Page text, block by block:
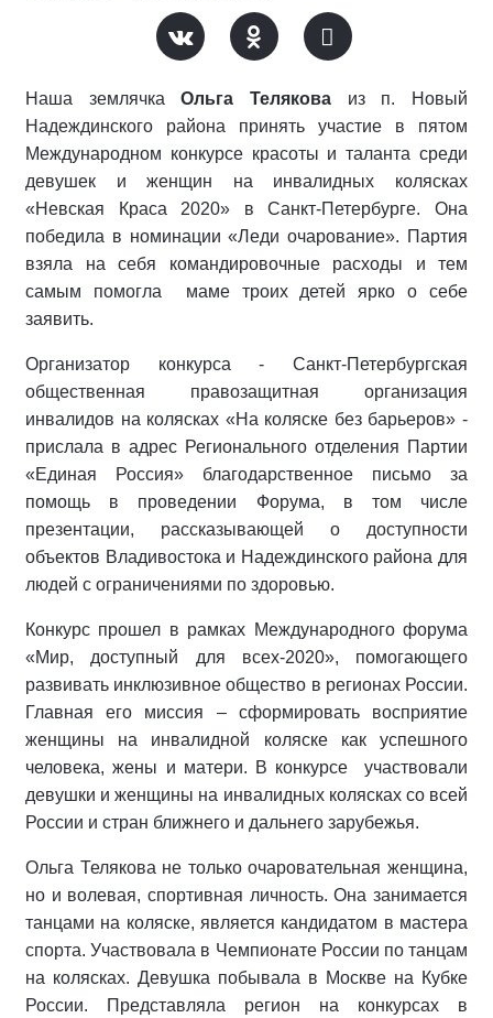
Наша землячкаОльга Телякова из п. Новый
Надеждинского района принять участие в пятом
Международном конкурсе красоты и таланта среди
девушек и женщин на инвалидных колясках
«Невская Краса 2020» в Санкт-Петербурге. Она
победила в номинации «Леди очарование». Партия
взяла на себя командировочные расходы и тем
самым помогла маме троих детей ярко о себе
заявить.
Организатор конкурса - Санкт-Петербургская
общественная правозащитная организация
инвалидов на колясках «На коляске без барьеров» -
прислала в адрес Регионального отделения Партии
«Единая Россия» благодарственное письмо за
помощь в проведении Форума, в том числе
презентации, рассказывающей о доступности
объектов Владивостока и Надеждинского района для
людей с ограничениями по здоровью.
Конкурс прошел в рамках Международного форума
«Мир, доступный для всех-2020», помогающего
развивать инклюзивное общество в регионах России.
Главная его миссия – сформировать восприятие
женщины на инвалидной коляске как успешного
человека, жены и матери. В конкурсе участвовали
девушки и женщины на инвалидных колясках со всей
России и стран ближнего и дальнего зарубежья.
Ольга Телякова не только очаровательная женщина,
но и волевая, спортивная личность. Она занимается
танцами на коляске, является кандидатом в мастера
спорта. Участвовала в Чемпионате России по танцам
на колясках. Девушка побывала в Москве на Кубке
России. Представляла регион на конкурсах в